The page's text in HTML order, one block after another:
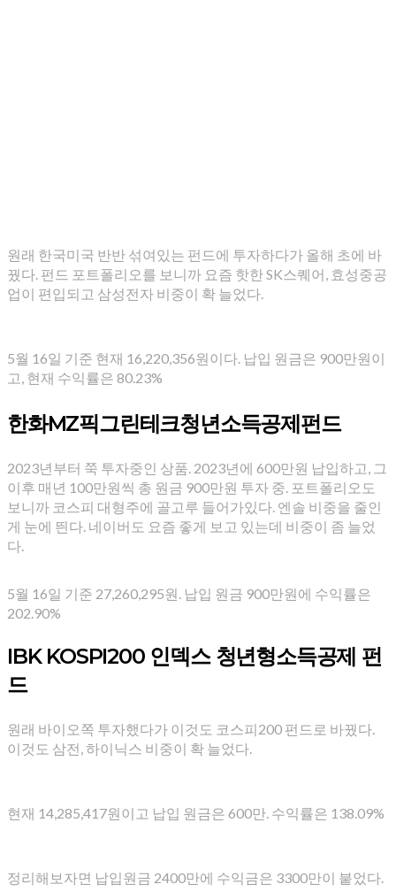
원래 한국미국 반반 섞여있는 펀드에 투자하다가 올해 초에 바
꿨다. 펀드 포트폴리오를 보니까 요즘 핫한 SK스퀘어, 효성중공
업이 편입되고 삼성전자 비중이 확 늘었다.
5월 16일 기준 현재 16,220,356원이다. 납입 원금은 900만원이
고, 현재 수익률은 80.23%
한화MZ픽그린테크청년소득공제펀드
2023년부터 쭉 투자중인 상품. 2023년에 600만원 납입하고, 그
이후 매년 100만원씩 총 원금 900만원 투자 중. 포트폴리오도
보니까 코스피 대형주에 골고루 들어가있다. 엔솔 비중을 줄인
게 눈에 띈다. 네이버도 요즘 좋게 보고 있는데 비중이 좀 늘었
다.
5월 16일 기준 27,260,295원. 납입 원금 900만원에 수익률은
202.90%
IBK KOSPI200 인덱스 청년형소득공제 펀
드
원래 바이오쪽 투자했다가 이것도 코스피200 펀드로 바꿨다.
이것도 삼전, 하이닉스 비중이 확 늘었다.
현재 14,285,417원이고 납입 원금은 600만. 수익률은 138.09%
정리해보자면 납입원금 2400만에 수익금은 3300만이 붙었다.